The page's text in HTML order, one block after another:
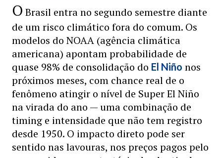
O Brasil entra no segundo semestre diante
de um risco climático fora do comum. Os
modelos do NOAA (agência climática
americana) apontam probabilidade de
quase 98% de consolidação do El Niño nos
próximos meses, com chance real de o
fenômeno atingir o nível de Super El Niño
na virada do ano — uma combinação de
timing e intensidade que não tem registro
desde 1950. O impacto direto pode ser
sentido nas lavouras, nos preços pagos pelo